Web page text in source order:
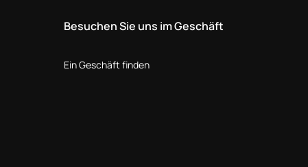
Besuchen Sie uns im Geschäft
Ein Geschäft finden